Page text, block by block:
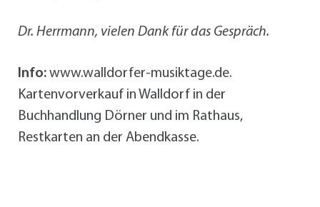
Dr. Herrmann, vielen Dank für das Gespräch.
Info: www.walldorfer-musiktage.de.
Kartenvorverkauf in Walldorf in der
Buchhandlung Dörner und im Rathaus,
Restkarten an der Abendkasse.